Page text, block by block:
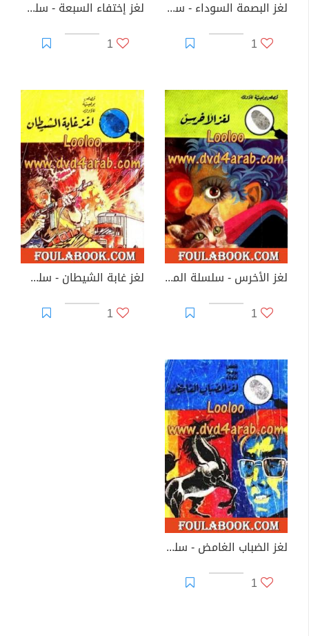
لغز البصمة السوداء - سلسلة المغامرون الخمسة: 66
1
لغز إختفاء السبعة - سلسلة المغامرون الخمسة: 67
1
لغز الأخرس - سلسلة المغامرون الخمسة: 68
1
لغز غابة الشيطان - سلسلة المغامرون الخمسة: 69
1
لغز الضباب الغامض - سلسلة المغامرون الخمسة: 70
1